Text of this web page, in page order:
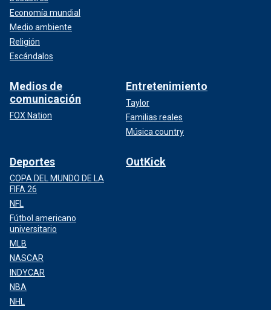
Economía mundial
Medio ambiente
Religión
Escándalos
Medios de
comunicación
FOX Nation
Entretenimiento
Taylor
Familias reales
Música country
Deportes
COPA DEL MUNDO DE LA
FIFA 26
NFL
Fútbol americano
universitario
MLB
NASCAR
INDYCAR
NBA
NHL
OutKick